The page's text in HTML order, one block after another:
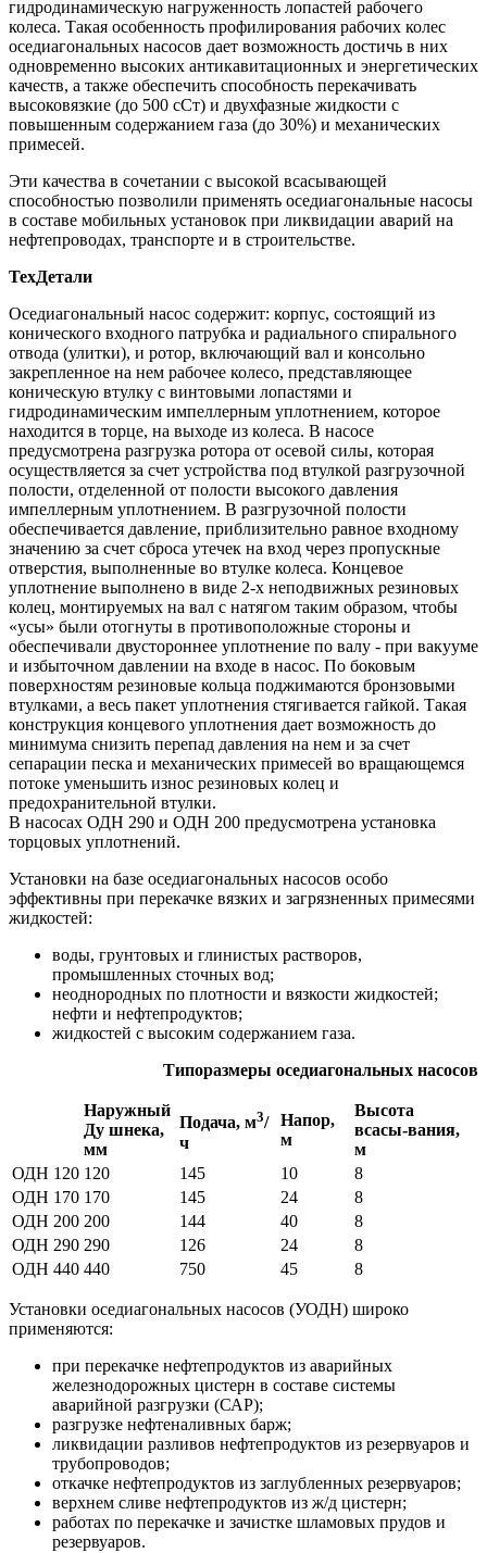
гидродинамическую нагруженность лопастей рабочего
колеса. Такая особенность профилирования рабочих колес
оседиагональных насосов дает возможность достичь в них
одновременно высоких антикавитационных и энергетических
качеств, а также обеспечить способность перекачивать
высоковязкие (до 500 сСт) и двухфазные жидкости с
повышенным содержанием газа (до 30%) и механических
примесей.
Эти качества в сочетании с высокой всасывающей
способностью позволили применять оседиагональные насосы
в составе мобильных установок при ликвидации аварий на
нефтепроводах, транспорте и в строительстве.
ТехДетали
Оседиагональный насос содержит: корпус, состоящий из
конического входного патрубка и радиального спирального
отвода (улитки), и ротор, включающий вал и консольно
закрепленное на нем рабочее колесо, представляющее
коническую втулку с винтовыми лопастями и
гидродинамическим импеллерным уплотнением, которое
находится в торце, на выходе из колеса. В насосе
предусмотрена разгрузка ротора от осевой силы, которая
осуществляется за счет устройства под втулкой разгрузочной
полости, отделенной от полости высокого давления
импеллерным уплотнением. В разгрузочной полости
обеспечивается давление, приблизительно равное входному
значению за счет сброса утечек на вход через пропускные
отверстия, выполненные во втулке колеса. Концевое
уплотнение выполнено в виде 2-х неподвижных резиновых
колец, монтируемых на вал с натягом таким образом, чтобы
«усы» были отогнуты в противоположные стороны и
обеспечивали двустороннее уплотнение по валу - при вакууме
и избыточном давлении на входе в насос. По боковым
поверхностям резиновые кольца поджимаются бронзовыми
втулками, а весь пакет уплотнения стягивается гайкой. Такая
конструкция концевого уплотнения дает возможность до
минимума снизить перепад давления на нем и за счет
сепарации песка и механических примесей во вращающемся
потоке уменьшить износ резиновых колец и
предохранительной втулки.
В насосах ОДН 290 и ОДН 200 предусмотрена установка
торцовых уплотнений.
Установки на базе оседиагональных насосов особо
эффективны при перекачке вязких и загрязненных примесями
жидкостей:
воды, грунтовых и глинистых растворов,
промышленных сточных вод;
неоднородных по плотности и вязкости жидкостей;
нефти и нефтепродуктов;
жидкостей с высоким содержанием газа.
Типоразмеры оседиагональных насосов
Наружный
Ду шнека,
мм
Подача, м3/
ч
Напор,
м
Высота
всасы-вания,
м
ОДН 120 120 145 10
8
ОДН 170 170 145 24
8
ОДН 200 200 144 40
8
ОДН 290 290 126 24
8
ОДН 440 440 750 45 8
Установки оседиагональных насосов (УОДН) широко
применяются:
при перекачке нефтепродуктов из аварийных
железнодорожных цистерн в составе системы
аварийной разгрузки (САР);
разгрузке нефтеналивных барж;
ликвидации разливов нефтепродуктов из резервуаров и
трубопроводов;
откачке нефтепродуктов из заглубленных резервуаров;
верхнем сливе нефтепродуктов из ж/д цистерн;
работах по перекачке и зачистке шламовых прудов и
резервуаров.